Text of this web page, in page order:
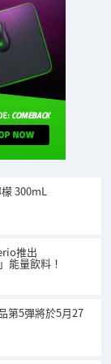
300mL
推出
能量飲料！
第5彈將於5月27